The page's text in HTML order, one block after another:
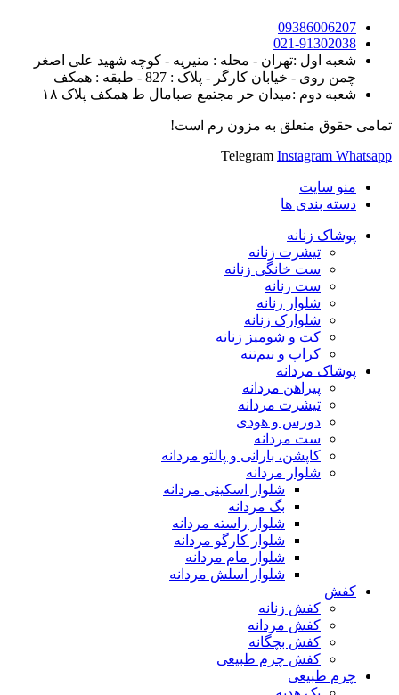
09386006207
021-91302038
شعبه اول :تهران - محله : منیریه - کوچه شهید علی اصغر
چمن روی - خیابان کارگر - پلاک : 827 - طبقه : همکف
شعبه دوم :میدان حر مجتمع صبامال ط همکف پلاک ۱۸
تمامی حقوق متعلق به مزون رم است!
Telegram Instagram Whatsapp
منو سایت
دسته بندی ها
پوشاک زنانه
تیشرت زنانه
ست خانگی زنانه
ست زنانه
شلوار زنانه
شلوارک زنانه
کت و شومیز زنانه
کراپ و نیم‌تنه
پوشاک مردانه
پیراهن مردانه
تیشرت مردانه
دورس و هودی
ست مردانه
کاپشن، بارانی و پالتو مردانه
شلوار مردانه
شلوار اسکینی مردانه
بگ مردانه
شلوار راسته مردانه
شلوار کارگو مردانه
شلوار مام مردانه
شلوار اسلش مردانه
کفش
کفش زنانه
کفش مردانه
کفش بچگانه
کفش چرم طبیعی
چرم طبیعی